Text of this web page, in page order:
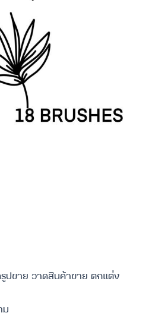
ปขาย วาดสินค้าขาย ตกแต่ง
ม